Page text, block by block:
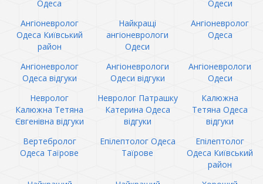
Одеса
Одеси
Ангіоневролог
Одеса Київський
район
Найкращі
ангіоневрологи
Одеси
Ангіоневролог
Одеса
Ангіоневролог
Одеса відгуки
Ангіоневрологи
Одеси відгуки
Ангіоневрологи
Одеси
Невролог
Калюжна Тетяна
Євгенівна відгуки
Невролог Патрашку
Катерина Одеса
відгуки
Калюжна
Тетяна Одеса
відгуки
Вертебролог
Одеса Таїрове
Епілептолог Одеса
Таїрове
Епілептолог
Одеса Київський
район